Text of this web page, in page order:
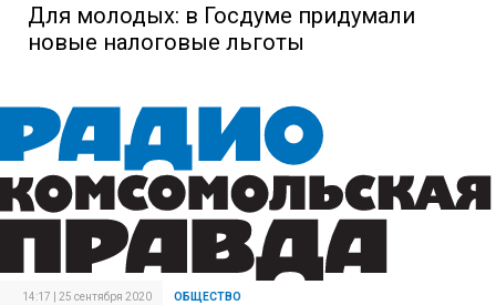
Для молодых: в Госдуме придумали
новые налоговые льготы
14:17 | 25 сентября 2020 ОБЩЕСТВО